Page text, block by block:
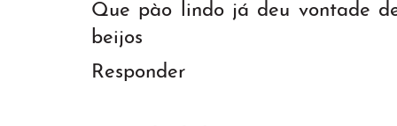
Que pào lindo já deu vontade
beijos
Responder